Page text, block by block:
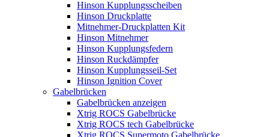
Hinson Kupplungsscheiben
Hinson Druckplatte
Mitnehmer-Druckplatten Kit
Hinson Mitnehmer
Hinson Kupplungsfedern
Hinson Ruckdämpfer
Hinson Kupplungsseil-Set
Hinson Ignition Cover
Gabelbrücken
Gabelbrücken anzeigen
Xtrig ROCS Gabelbrücke
Xtrig ROCS tech Gabelbrücke
Xtrig ROCS Supermoto Gabelbrücke